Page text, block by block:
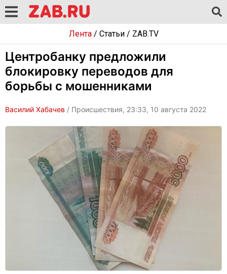
Лента/ Статьи/ ZAB.TV
Центробанку предложили
блокировку переводов для
борьбы с мошенниками
Василий Хабачев / Происшествия, 23:33, 10 августа 2022